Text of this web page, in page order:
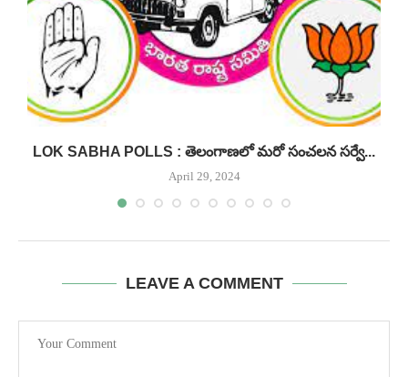
LOK SABHA POLLS : తెలంగాణలో మరో సంచలన సర్వే...
April 29, 2024
LEAVE A COMMENT